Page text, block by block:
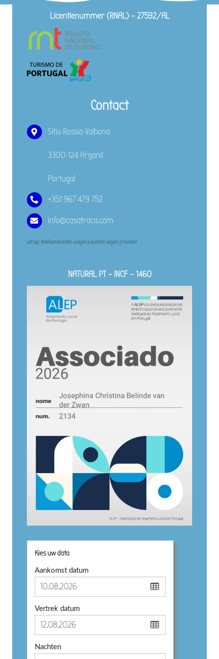
Licentienummer (RNAL) – 27592/AL
Contact
Sitio Rossio Valbona
3300-124 Arganil
Portugal
+351 967 479 752
info@casatraca.com
Let op: telefoonkosten volgens kosten eigen provider
NATURAL PT – INCF – 1460
Kies uw data
Aankomst datum
Vertrek datum
Nachten